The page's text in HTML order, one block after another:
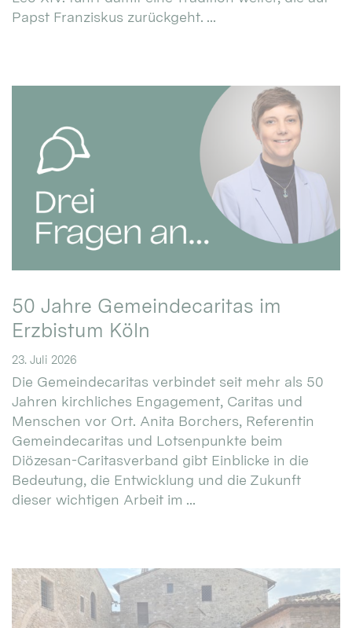
Papst Franziskus zurückgeht. ...
50 Jahre Gemeindecaritas im
Erzbistum Köln
23. Juli 2026
Die Gemeindecaritas verbindet seit mehr als 50
Jahren kirchliches Engagement, Caritas und
Menschen vor Ort. Anita Borchers, Referentin
Gemeindecaritas und Lotsenpunkte beim
Diözesan-Caritasverband gibt Einblicke in die
Bedeutung, die Entwicklung und die Zukunft
dieser wichtigen Arbeit im ...